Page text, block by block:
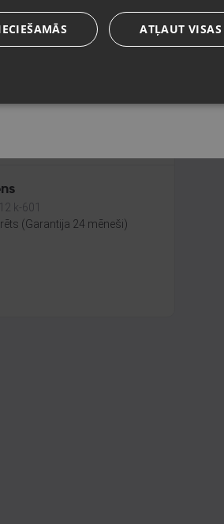
k-601
(Garantija 24 mēneši)
ATĻAUT